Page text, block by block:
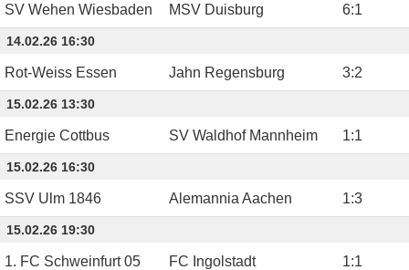
SV Wehen Wiesbaden MSV Duisburg 6:1
14.02.26 16:30
Rot-Weiss Essen Jahn Regensburg 3:2
15.02.26 13:30
Energie Cottbus SV Waldhof Mannheim 1:1
15.02.26 16:30
SSV Ulm 1846 Alemannia Aachen 1:3
15.02.26 19:30
1. FC Schweinfurt 05 FC Ingolstadt 1:1